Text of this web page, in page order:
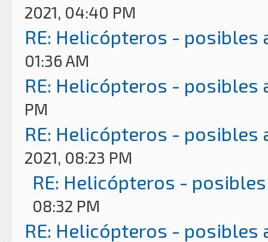
2021, 04:40 PM
RE: Helicópteros - posibles
01:36 AM
RE: Helicópteros - posibles
PM
RE: Helicópteros - posibles
2021, 08:23 PM
RE: Helicópteros -
08:32 PM
RE: Helicópteros - posibles